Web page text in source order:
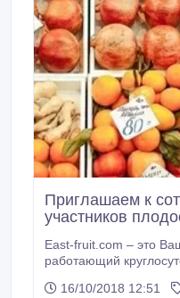
Приглашаем к
участников
East-fruit.com – это
работающий
эффективного производства, хранения,
16/10/2018 12:51